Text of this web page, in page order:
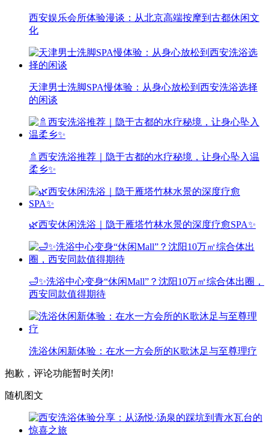
西安娱乐会所体验漫谈：从北京高端按摩到古都休闲文
化
天津男士洗脚SPA慢体验：从身心放松到西安洗浴选择
的闲谈
🚿西安洗浴推荐｜隐于古都的水疗秘境，让身心坠入温
柔乡✨
🌿西安休闲洗浴｜隐于雁塔竹林水景的深度疗愈SPA✨
🛁✨洗浴中心变身“休闲Mall”？沈阳10万㎡综合体出圈，
西安同款值得期待
洗浴休闲新体验：在水一方会所的K歌沐足与至尊理疗
抱歉，评论功能暂时关闭!
随机图文